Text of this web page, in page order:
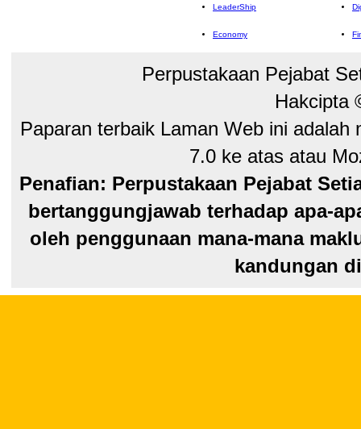
LeaderShip
Economy
Perpustakaan Pejabat
Hakcipta
Paparan terbaik Laman Web ini
7.0 ke atas atau
Penafian: Perpustakaan Pejabat
bertanggungjawab terhadap apa-
oleh penggunaan mana-mana
kandungan